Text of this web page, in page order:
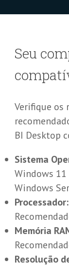
Seu
Verifique os
BI Desktop
Sistema
Windows
Windows
Processador:
Memória
Resolução